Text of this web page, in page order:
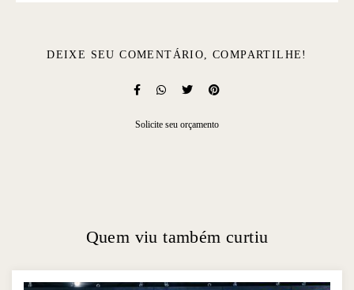
DEIXE SEU COMENTÁRIO, COMPARTILHE!
Solicite seu orçamento
Quem viu também curtiu